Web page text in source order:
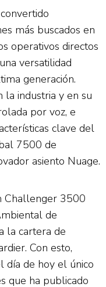
más buscados en
operativos directos
versatilidad
generación.
la industria y en su
por voz, e
clave del
7500 de
asiento Nuage.
Challenger 3500
de
la cartera de
Con esto,
día de hoy el único
que ha publicado